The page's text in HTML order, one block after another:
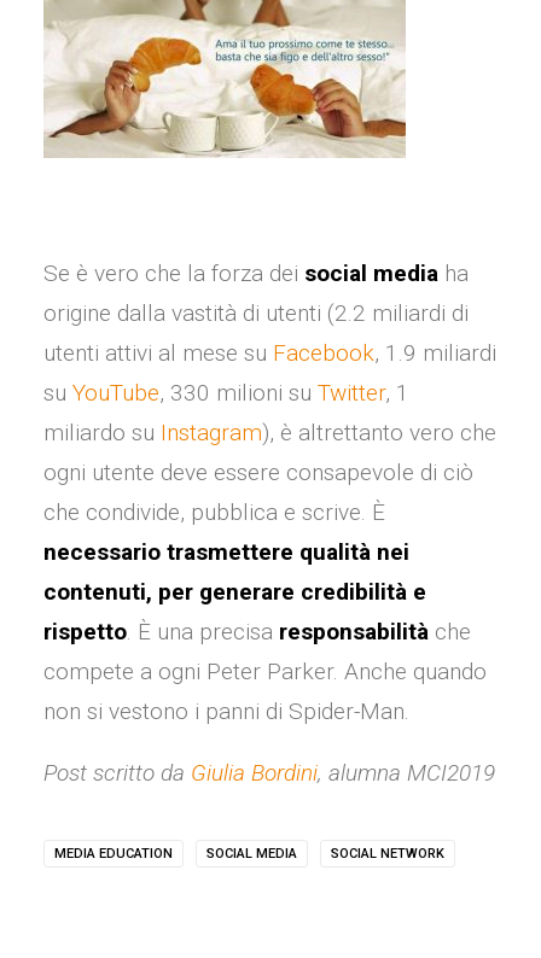
Se è vero che la forza dei social media ha
origine dalla vastità di utenti (2.2 miliardi di
utenti attivi al mese su Facebook, 1.9 miliardi
su YouTube, 330 milioni su Twitter, 1
miliardo su Instagram), è altrettanto vero che
ogni utente deve essere consapevole di ciò
che condivide, pubblica e scrive. È
necessario trasmettere qualità nei
contenuti, per generare credibilità e
rispetto. È una precisa responsabilità che
compete a ogni Peter Parker. Anche quando
non si vestono i panni di Spider-Man.
Post scritto da Giulia Bordini, alumna MCI2019
MEDIA EDUCATION SOCIAL MEDIA SOCIAL NETWORK